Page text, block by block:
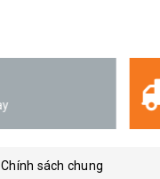
Chính sách chung